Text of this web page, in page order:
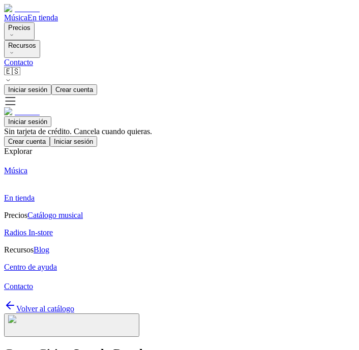
MúsicaEn tienda
Precios
Recursos
Contacto
🇪🇸
Iniciar sesión Crear cuenta
Iniciar sesión
Sin tarjeta de crédito. Cancela cuando quieras.
Crear cuenta Iniciar sesión
Explorar
Música
En tienda
PreciosCatálogo musical
Radios In-store
RecursosBlog
Centro de ayuda
Contacto
Volver al catálogo